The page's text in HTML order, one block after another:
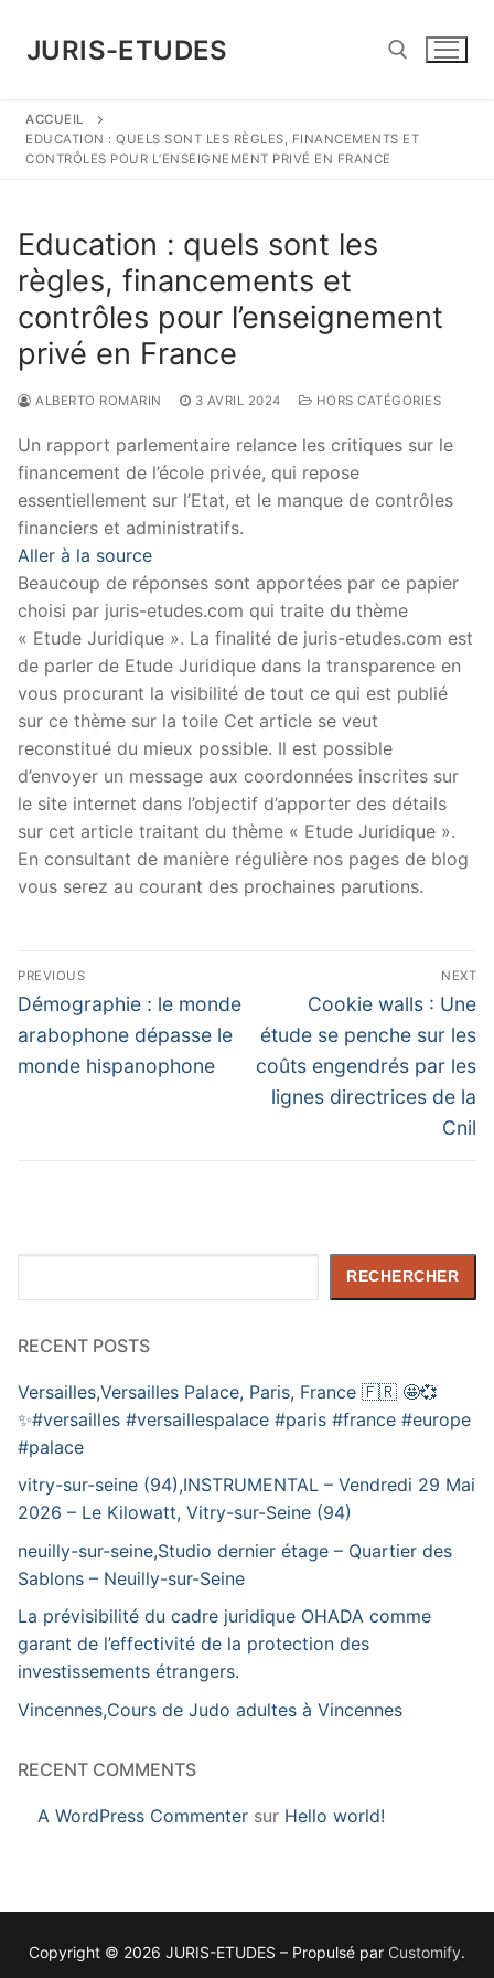
contenu
JURIS-ETUDES
Rechercher :
ACCUEIL
EDUCATION : QUELS SONT LES RÈGLES, FINANCEMENTS ET
CONTRÔLES POUR L’ENSEIGNEMENT PRIVÉ EN FRANCE
Education : quels sont les
règles, financements et
contrôles pour l’enseignement
privé en France
ALBERTO ROMARIN 3 AVRIL 2024 HORS CATÉGORIES
Un rapport parlementaire relance les critiques sur le
financement de l’école privée, qui repose
essentiellement sur l’Etat, et le manque de contrôles
financiers et administratifs.
Aller à la source
Beaucoup de réponses sont apportées par ce papier
choisi par juris-etudes.com qui traite du thème
« Etude Juridique ». La finalité de juris-etudes.com est
de parler de Etude Juridique dans la transparence en
vous procurant la visibilité de tout ce qui est publié
sur ce thème sur la toile Cet article se veut
reconstitué du mieux possible. Il est possible
d’envoyer un message aux coordonnées inscrites sur
le site internet dans l’objectif d’apporter des détails
sur cet article traitant du thème « Etude Juridique ».
En consultant de manière régulière nos pages de blog
vous serez au courant des prochaines parutions.
Navigation
de
l’article
PREVIOUS
Previous
post:
Démographie : le monde
arabophone dépasse le
monde hispanophone
NEXT
Next
post:
Cookie walls : Une
étude se penche sur les
coûts engendrés par les
lignes directrices de la
Cnil
RECHERCHER
RECENT POSTS
Versailles,Versailles Palace, Paris, France 🇫🇷 🤩💞
✨️#versailles #versaillespalace #paris #france #europe
#palace
vitry-sur-seine (94),INSTRUMENTAL – Vendredi 29 Mai
2026 – Le Kilowatt, Vitry-sur-Seine (94)
neuilly-sur-seine,Studio dernier étage – Quartier des
Sablons – Neuilly-sur-Seine
La prévisibilité du cadre juridique OHADA comme
garant de l’effectivité de la protection des
investissements étrangers.
Vincennes,Cours de Judo adultes à Vincennes
RECENT COMMENTS
A WordPress Commenter sur Hello world!
Copyright © 2026 JURIS-ETUDES – Propulsé par Customify.